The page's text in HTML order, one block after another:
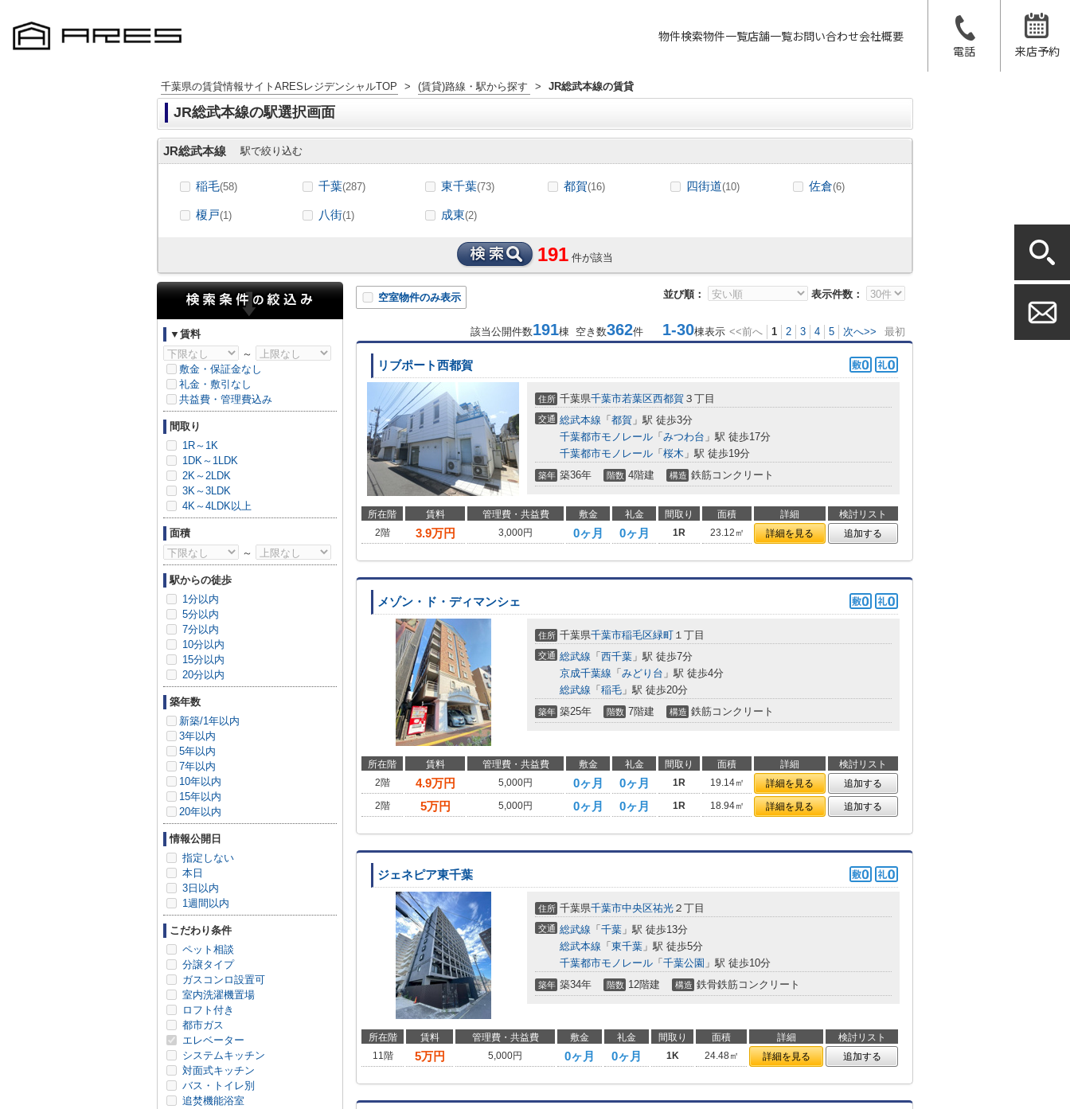
物件検索物件一覧店舗一覧お問い合わせ会社概要
電話
来店予約
千葉県の賃貸情報サイトARESレジデンシャルTOP > (賃貸)路線・駅から探す > JR総武本線の賃貸
JR総武本線の駅選択画面
JR総武本線 駅で絞り込む
稲毛(58) 千葉(287) 東千葉(73) 都賀(16) 四街道(10) 佐倉(6)
榎戸(1) 八街(1) 成東(2)
191 件が該当
並び順： 表示件数：
空室物件のみ表示
該当公開件数191棟 空き数362件 1-30棟表示 <<前へ 1 2 3 4 5 次へ>> 最初
リブポート西都賀
住所 千葉県千葉市若葉区西都賀 ３丁目
交通 総武本線 「 都賀 」駅 徒歩3分
千葉都市モノレール 「 みつわ台 」駅 徒歩17分
千葉都市モノレール 「 桜木 」駅 徒歩19分
築年 築36年 階数 4階建 構造 鉄筋コンクリート
所在階 賃料 管理費・共益費 敷金 礼金 間取り 面積 詳細
検討リスト
2階
3.9万円 3,000円 0ヶ月 0ヶ月 1R 23.12㎡ 詳細を見る 追加する
メゾン・ド・ディマンシェ
住所 千葉県千葉市稲毛区緑町 １丁目
交通 総武線 「 西千葉 」駅 徒歩7分
京成千葉線 「 みどり台 」駅 徒歩4分
総武線 「 稲毛 」駅 徒歩20分
築年 築25年 階数 7階建 構造 鉄筋コンクリート
所在階 賃料 管理費・共益費 敷金 礼金 間取り 面積 詳細
検討リスト
2階
4.9万円 5,000円 0ヶ月 0ヶ月 1R 19.14㎡ 詳細を見る
追加する
2階
5万円 5,000円 0ヶ月 0ヶ月 1R 18.94㎡ 詳細を見る 追加する
ジェネピア東千葉
住所 千葉県千葉市中央区祐光 ２丁目
交通 総武線 「 千葉 」駅 徒歩13分
総武本線 「 東千葉 」駅 徒歩5分
千葉都市モノレール 「 千葉公園 」駅 徒歩10分
築年 築34年 階数 12階建 構造 鉄骨鉄筋コンクリート
所在階 賃料 管理費・共益費 敷金 礼金 間取り 面積 詳細
検討リスト
11階
5万円 5,000円 0ヶ月 0ヶ月 1K 24.48㎡ 詳細を見る 追加する
▼賃料
～
敷金・保証金なし
礼金・敷引なし
共益費・管理費込み
間取り
1R～1K
1DK～1LDK
2K～2LDK
3K～3LDK
4K～4LDK以上
面積
～
駅からの徒歩
1分以内
5分以内
7分以内
10分以内
15分以内
20分以内
築年数
新築/1年以内
3年以内
5年以内
7年以内
10年以内
15年以内
20年以内
情報公開日
指定しない
本日
3日以内
1週間以内
こだわり条件
ペット相談
分譲タイプ
ガスコンロ設置可
室内洗濯機置場
ロフト付き
都市ガス
エレベーター
システムキッチン
対面式キッチン
バス・トイレ別
追焚機能浴室